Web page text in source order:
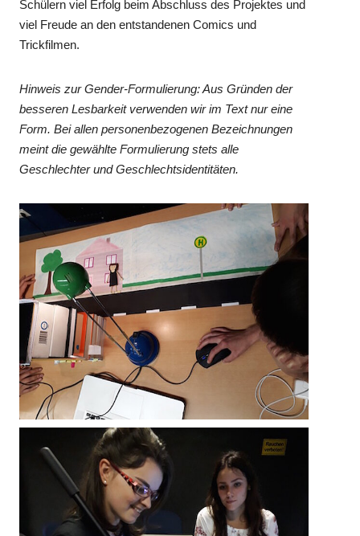
Schülern viel Erfolg beim Abschluss des Projektes und
viel Freude an den entstandenen Comics und
Trickfilmen.
Hinweis zur Gender-Formulierung: Aus Gründen der
besseren Lesbarkeit verwenden wir im Text nur eine
Form. Bei allen personenbezogenen Bezeichnungen
meint die gewählte Formulierung stets alle
Geschlechter und Geschlechtsidentitäten.